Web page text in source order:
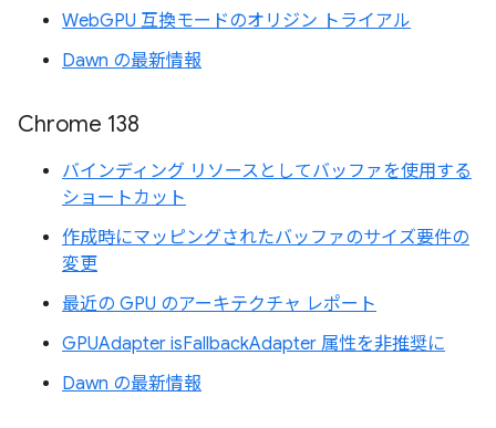
WebGPU 互換モードのオリジン トライアル
Dawn の最新情報
Chrome 138
バインディング リソースとしてバッファを使用する
ショートカット
作成時にマッピングされたバッファのサイズ要件の
変更
最近の GPU のアーキテクチャ レポート
GPUAdapter isFallbackAdapter 属性を非推奨に
Dawn の最新情報